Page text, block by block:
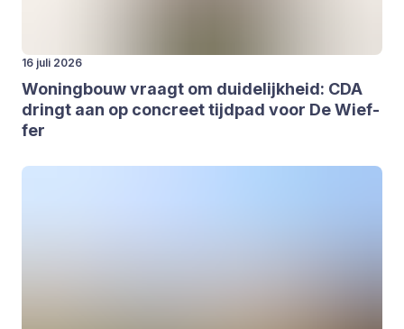
16 juli 2026
Woning­bouw vraagt om dui­de­lijk­heid: CDA
dringt aan op con­creet tijd­pad voor De Wief­
fer